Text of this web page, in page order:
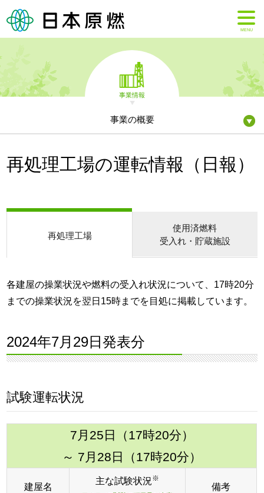
MENU
事業情報
事業の概要
再処理工場の運転情報（日報）
再処理工場
使用済燃料
受入れ・貯蔵施設
各建屋の操業状況や燃料の受入れ状況について、17時20分
までの操業状況を翌日15時までを目処に掲載しています。
2024年7月29日発表分
試験運転状況
7月25日（17時20分）
～ 7月28日（17時20分）
建屋名
主な試験状況※
備考